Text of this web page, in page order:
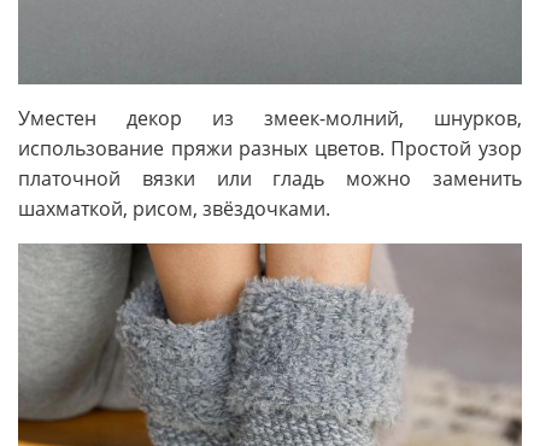
Уместен декор из змеек-молний, шнурков,
использование пряжи разных цветов. Простой узор
платочной вязки или гладь можно заменить
шахматкой, рисом, звёздочками.